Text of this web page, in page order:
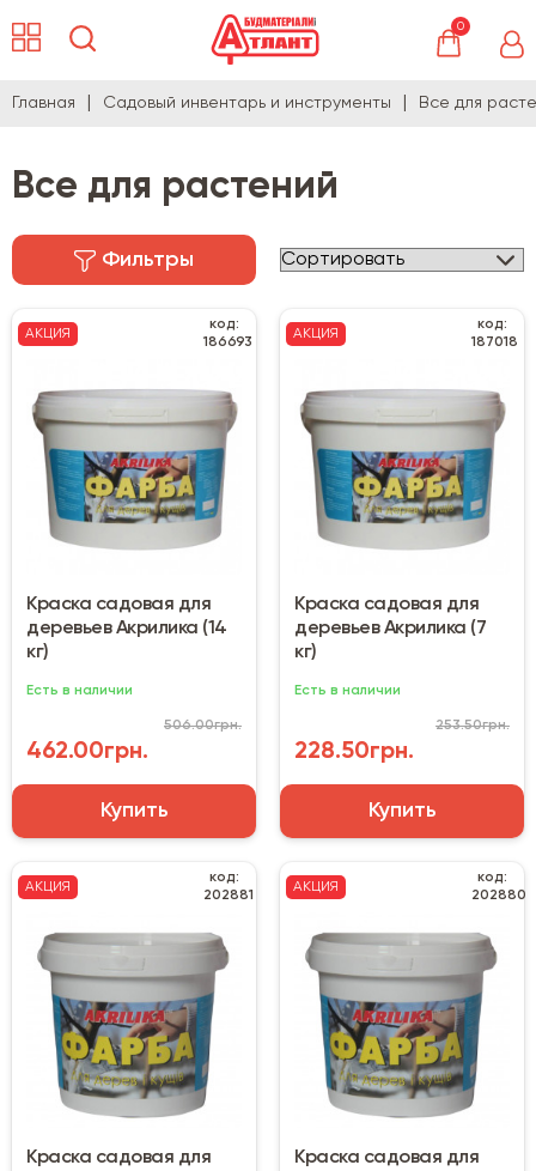
0
Главная Садовый инвентарь и инструменты Все для
Все для растений
Фильтры
АКЦИЯ
код:
186693
Краска садовая для
деревьев Акрилика (14
кг)
Есть в наличии
462.00грн.
506.00грн.
Купить
АКЦИЯ
код:
187018
Краска садовая для
деревьев Акрилика (7
кг)
Есть в наличии
228.50грн.
253.50грн.
Купить
АКЦИЯ
код:
202881
Краска садовая для
АКЦИЯ
код:
202880
Краска садовая для